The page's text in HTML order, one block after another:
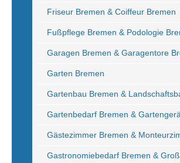
Friseur Bremen & Coiffeur Bremen
Fußpflege Bremen & Podologie
Garagen Bremen & Garagentore
Garten Bremen
Gartenbau Bremen &
Gartenbedarf Bremen &
Gästezimmer Bremen &
Gastronomiebedarf Bremen &